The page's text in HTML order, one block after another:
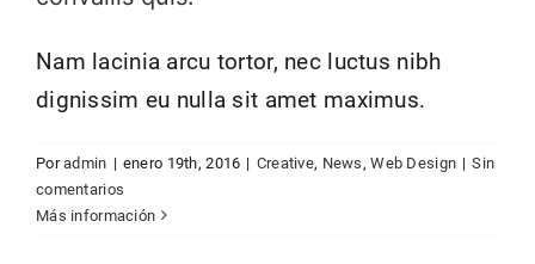
Nam lacinia arcu tortor, nec luctus nibh
dignissim eu nulla sit amet maximus.
Poradmin | enero 19th, 2016 | Creative, News ,Web Design | Sin
comentarios
Más información
Donec sollicitudin molestie malesuada